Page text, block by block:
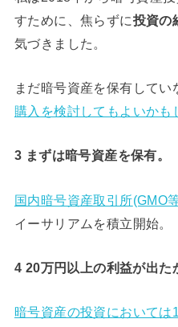
すために、焦らずに投資の
気づきました。
まだ暗号資産を保有してい
購入を検討してもよいかも
3 まずは暗号資産を保有。
国内暗号資産取引所(GMO
イーサリアムを積立開始。
4 20万円以上の利益が出た
暗号資産の投資においては